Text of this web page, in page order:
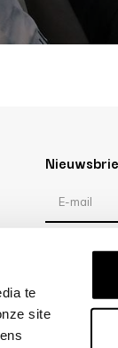
te
site
Reviews
/10 -